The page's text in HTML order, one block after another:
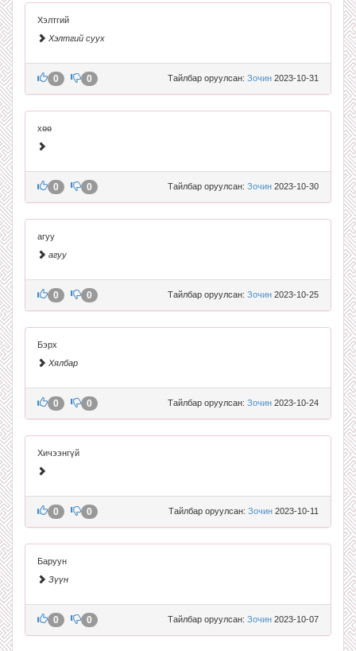
Хэлтгий
Хэлтгий суух
Тайлбар оруулсан: Зочин 2023-10-31
0 0
хөө
Тайлбар оруулсан: Зочин 2023-10-30
0 0
агуу
агуу
Тайлбар оруулсан: Зочин 2023-10-25
0 0
Бэрх
Хялбар
Тайлбар оруулсан: Зочин 2023-10-24
0 0
Хичээнгүй
Тайлбар оруулсан: Зочин 2023-10-11
0 0
Баруун
Зүүн
Тайлбар оруулсан: Зочин 2023-10-07
0 0